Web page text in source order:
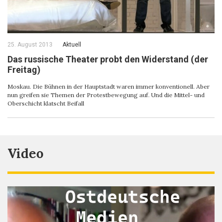
25. August 2013 Aktuell
Das russische Theater probt den Widerstand (der
Freitag)
Moskau. Die Bühnen in der Hauptstadt waren immer konventionell. Aber
nun greifen sie Themen der Protestbewegung auf. Und die Mittel- und
Oberschicht klatscht Beifall
Video